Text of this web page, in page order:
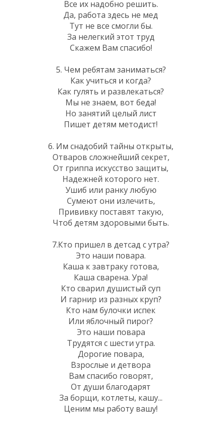
Все их надобно решить.
Да, работа здесь не мед
Тут не все смогли бы.
За нелегкий этот труд
Скажем Вам спасибо!
5. Чем ребятам заниматься?
Как учиться и когда?
Как гулять и развлекаться?
Мы не знаем, вот беда!
Но занятий целый лист
Пишет детям методист!
6. Им снадобий тайны открыты,
Отваров сложнейший секрет,
От гриппа искусство защиты,
Надежней которого нет.
Ушиб или ранку любую
Сумеют они излечить,
Прививку поставят такую,
Чтоб детям здоровыми быть.
7.Кто пришел в детсад с утра?
Это наши повара.
Каша к завтраку готова,
Каша сварена. Ура!
Кто сварил душистый суп
И гарнир из разных круп?
Кто нам булочки испек
Или яблочный пирог?
Это наши повара
Трудятся с шести утра.
Дорогие повара,
Взрослые и детвора
Вам спасибо говорят,
От души благодарят
За борщи, котлеты, кашу...
Ценим мы работу вашу!